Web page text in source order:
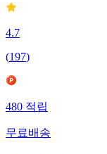
4.7
(197)
480적립
무료배송